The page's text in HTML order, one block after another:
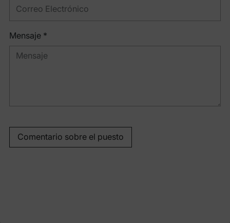
Mensaje *
Comentario sobre el puesto